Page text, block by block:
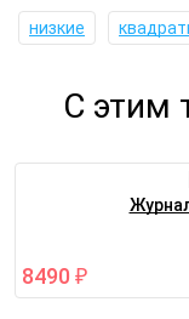
низкие
С этим
8490 ₽